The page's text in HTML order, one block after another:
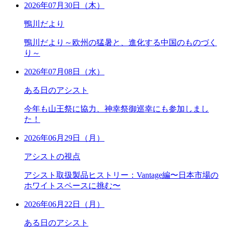
2026年07月30日（木）
鴨川だより
鴨川だより～欧州の猛暑と、進化する中国のものづく
り～
2026年07月08日（水）
ある日のアシスト
今年も山王祭に協力、神幸祭御巡幸にも参加しまし
た！
2026年06月29日（月）
アシストの視点
アシスト取扱製品ヒストリー：Vantage編〜日本市場の
ホワイトスペースに挑む〜
2026年06月22日（月）
ある日のアシスト